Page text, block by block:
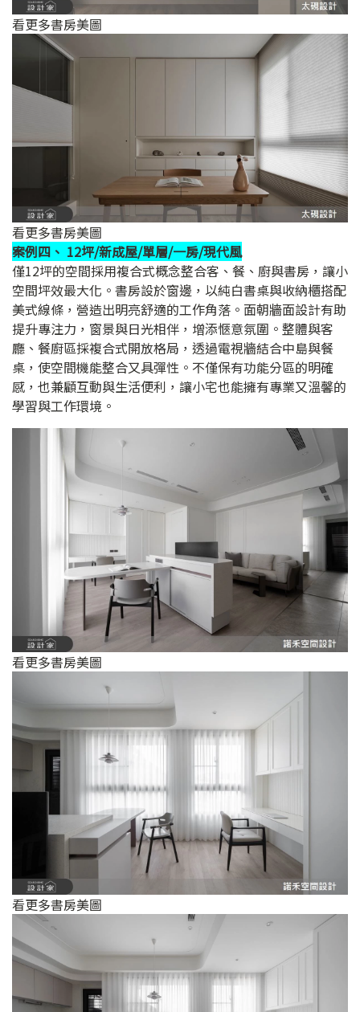
看更多書房美圖
看更多書房美圖
案例四、 12坪/新成屋/單層/一房/現代風
僅12坪的空間採用複合式概念整合客、餐、廚與書房，讓小
空間坪效最大化。書房設於窗邊，以純白書桌與收納櫃搭配
美式線條，營造出明亮舒適的工作角落。面朝牆面設計有助
提升專注力，窗景與日光相伴，增添愜意氛圍。整體與客
廳、餐廚區採複合式開放格局，透過電視牆結合中島與餐
桌，使空間機能整合又具彈性。不僅保有功能分區的明確
感，也兼顧互動與生活便利，讓小宅也能擁有專業又溫馨的
學習與工作環境。
看更多書房美圖
看更多書房美圖